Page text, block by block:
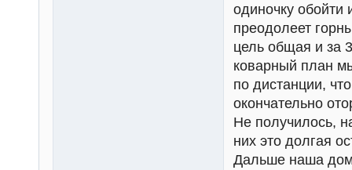
одиночку обойти
преодолеет
цель общая и за
коварный план
по дистанции,
окончательно
Не получилось,
них это долгая
Дальше наша